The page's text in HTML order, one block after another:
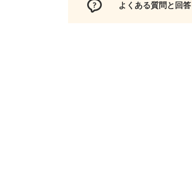
よくある質問と回答